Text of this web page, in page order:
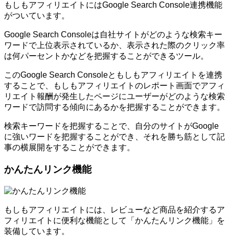
もしもアフィリエイトにはGoogle Search Console連携機能
がついています。
Google Search Consoleは自社サイトがどのような検索キー
ワードで上位表示されているか、表示された際のクリック率
は何パーセントかなどを把握することができるツール。
このGoogle Search Consoleともしもアフィリエイトを連携
することで、もしもアフィリエイトのレポート画面でアフィ
リエイト報酬が発生したページにユーザーがどのような検索
ワードで訪問する傾向にあるかを把握することができます。
検索キーワードを把握することで、自分のサイトがGoogle
に強いワードを把握することができ、それを勝ち筋として記
事の横展開をすることができます。
かんたんリンク機能
もしもアフィリエイトには、レビューなど商品を紹介するア
フィリエイトに便利な機能として「かんたんリンク機能」を
装備しています。